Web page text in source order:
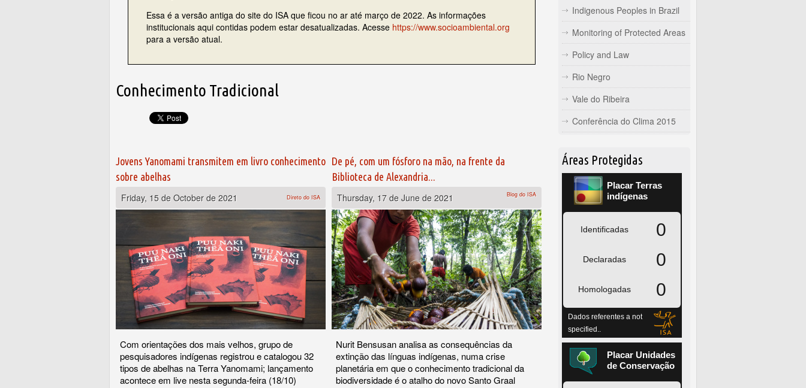
Essa é a versão antiga do site do ISA que ficou no ar até março de 2022. As informações
institucionais aqui contidas podem estar desatualizadas. Acesse https://www.socioambiental.org
para a versão atual.
Conhecimento Tradicional
Jovens Yanomami transmitem em livro conhecimento
sobre abelhas
Friday, 15 de October de 2021
Direto do ISA
Com orientações dos mais velhos, grupo de
pesquisadores indígenas registrou e catalogou 32
tipos de abelhas na Terra Yanomami; lançamento
acontece em live nesta segunda-feira (18/10)
De pé, com um fósforo na mão, na frente da
Biblioteca de Alexandria...
Thursday, 17 de June de 2021
Blog do ISA
Nurit Bensusan analisa as consequências da
extinção das línguas indígenas, numa crise
planetária em que o conhecimento tradicional da
biodiversidade é o atalho do novo Santo Graal
Indigenous Peoples in Brazil
Monitoring of Protected Areas
Policy and Law
Rio Negro
Vale do Ribeira
Conferência do Clima 2015
Áreas Protegidas